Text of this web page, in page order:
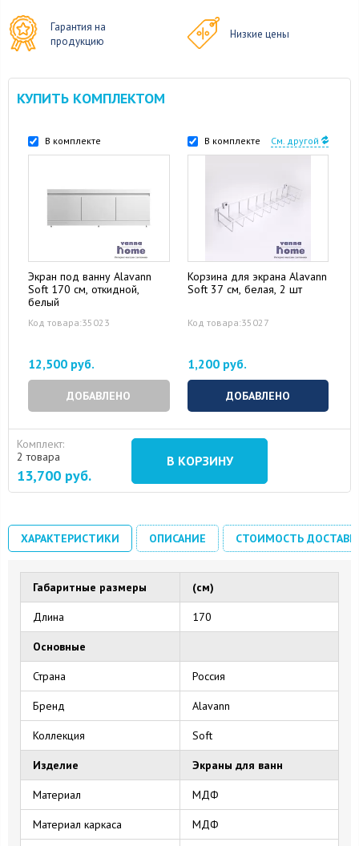
Гарантия на
продукцию
Низкие цены
КУПИТЬ КОМПЛЕКТОМ
В комплекте
Экран под ванну Alavann
Soft 170 см, откидной,
белый
Код товара:35023
12,500 руб.
ДОБАВЛЕНО
В комплекте См. другой
Корзина для экрана Alavann
Soft 37 см, белая, 2 шт
Код товара:35027
1,200 руб.
ДОБАВЛЕНО
Комплект:
2 товара
13,700 руб.
В КОРЗИНУ
ХАРАКТЕРИСТИКИ ОПИСАНИЕ СТОИМОСТЬ
Габаритные размеры (см)
Длина 170
Основные
Страна Россия
Бренд Alavann
Коллекция Soft
Изделие Экраны для ванн
Материал МДФ
Материал каркаса МДФ